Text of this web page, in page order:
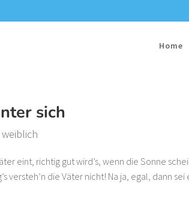
Home
sich
eint, richtig gut wird’s, wenn die Sonne
versteh’n die Väter nicht! Na ja, egal, dann